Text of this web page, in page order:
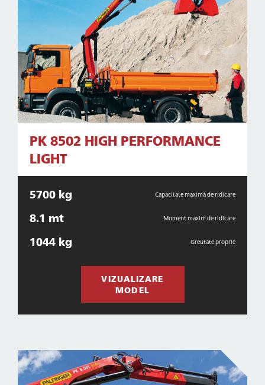
PK 8502 HIGH PERFORMANCE
LIGHT
5700 kg Capacitate maximă de ridicare
8.1 mt Moment maxim de ridicare
1044 kg Greutate proprie
VIZUALIZARE
MODEL